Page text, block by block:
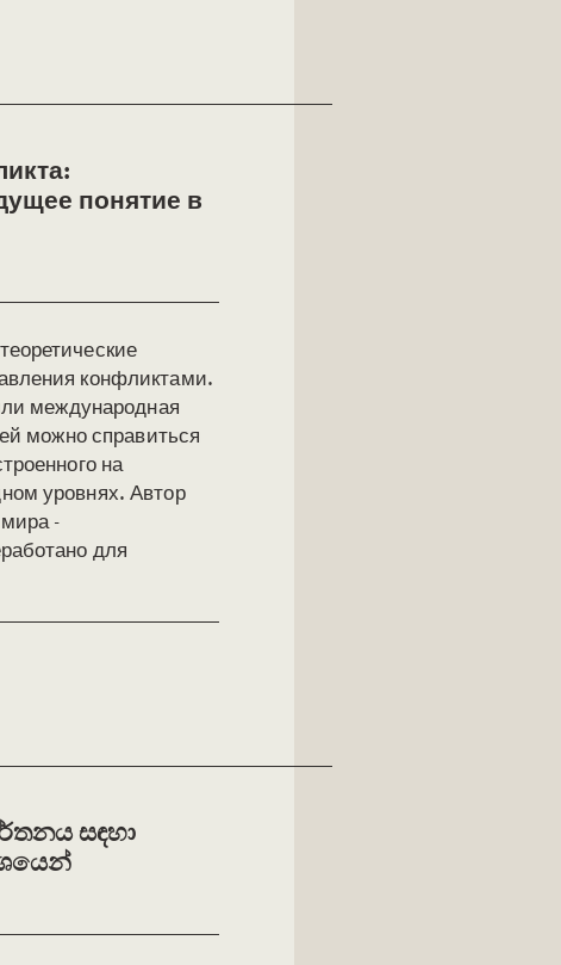
понятие в
конфликтами.
международная
можно справиться
на
уровнях. Автор
-
для
සඳහා